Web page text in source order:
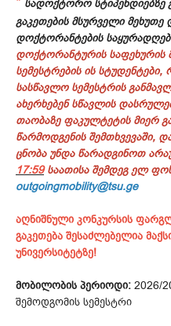
სადოქტორო სტიპენდიებზე
გაკეთების მსურველი მეხუთე
დოქტორანტების
დოქტორანტურის საფეხურის
სემესტრების ის
სასწავლო სემესტრის
ახერხებენ სწავლის
თაობაზე ფაკულტეტის მიერ
წარმოდგენის შემთხვევაში,
ცნობა უნდა წარადგინოთ
17:59საათისა შემდეგ ელ
outgoingmobility@tsu.ge
აღნიშნული კონკურსის
გაკეთება შესაძლებელია
უნივერსიტეტზე!
მობილობის პერიოდი: 2026/
შემოდგომის სემესტრი